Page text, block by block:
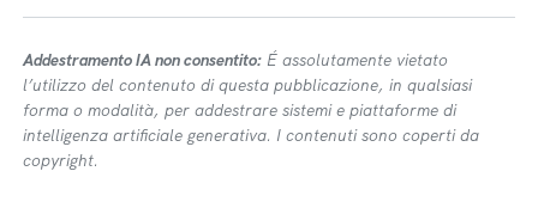
Addestramento IA non consentito: É assolutamente vietato
l’utilizzo del contenuto di questa pubblicazione, in qualsiasi
forma o modalità, per addestrare sistemi e piattaforme di
intelligenza artificiale generativa. I contenuti sono coperti da
copyright.